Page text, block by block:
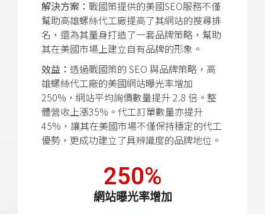
解決方案： 戰國策提供的美國SEO服務不僅
幫助高雄螺絲代工廠提高了其網站的搜尋排
名，還為其量身打造了一套品牌策略，幫助
其在美國市場上建立自有品牌的形象。
效益： 透過戰國策的 SEO 與品牌策略，高
雄螺絲代工廠的美國網站曝光率增加
250%，網站平均詢價數量提升 2.8 倍。整
體營收上漲35%。代工訂單數量亦提升
45%，讓其在美國市場不僅保持穩定的代工
優勢，更成功建立了具辨識度的品牌地位。
網站曝光率增加
250%